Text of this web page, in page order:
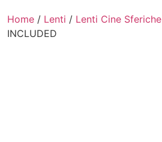
Home / Lenti / Lenti Cine Sferiche
INCLUDED